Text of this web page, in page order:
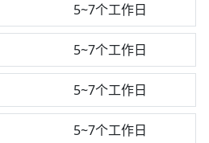
5~7个工作日
5~7个工作日
5~7个工作日
5~7个工作日